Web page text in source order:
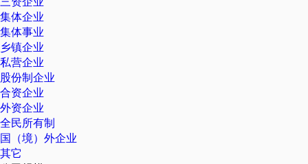
集体企业
集体事业
乡镇企业
私营企业
股份制企业
合资企业
外资企业
全民所有制
国（境）外企业
其它